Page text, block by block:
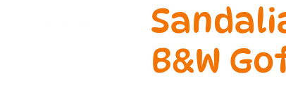
Crecendo
Demax
B&W